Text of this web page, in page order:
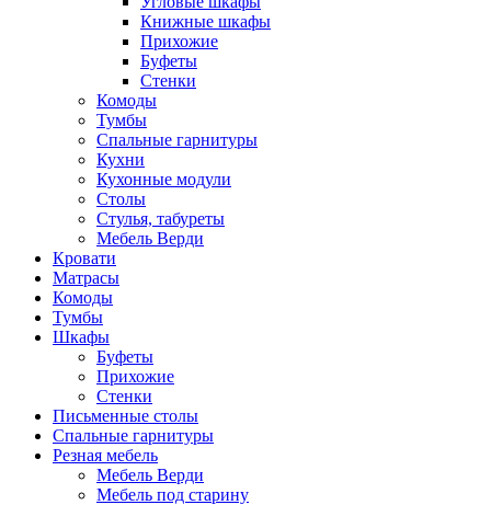
Книжные шкафы
Прихожие
Буфеты
Стенки
Комоды
Тумбы
Спальные гарнитуры
Кухни
Кухонные модули
Столы
Стулья, табуреты
Мебель Верди
Кровати
Матрасы
Комоды
Тумбы
Шкафы
Буфеты
Прихожие
Стенки
Письменные столы
Спальные гарнитуры
Резная мебель
Мебель Верди
Мебель под старину